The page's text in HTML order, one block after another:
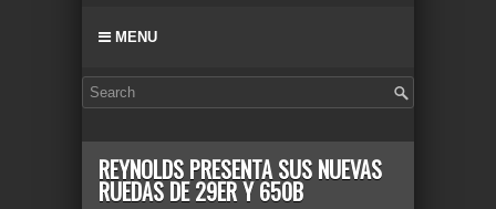
MENU
REYNOLDS PRESENTA SUS NUEVAS
RUEDAS DE 29ER Y 650B